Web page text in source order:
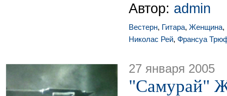
Автор: admin
Вестерн, Гитара, Женщина,
Николас Рей, Франсуа
27 января 2005
"Самурай"